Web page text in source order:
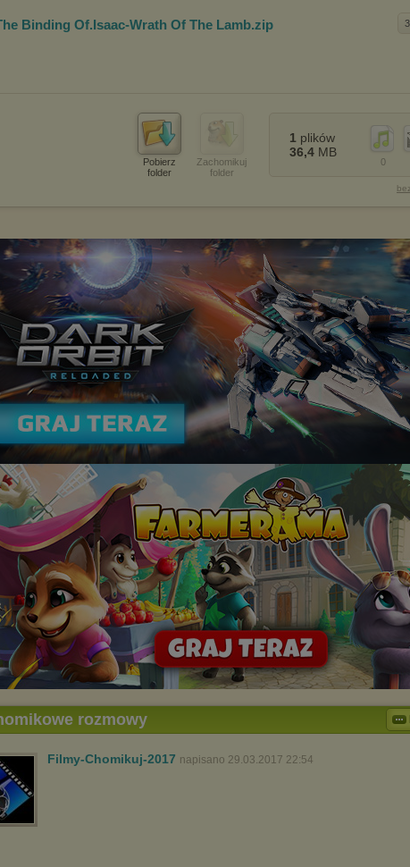
Binding Of.Isaac-Wrath Of The Lamb.zip
Pobierz
folder
Zachomikuj
folder
0
1 plików
36,4 MB
rozmowy
Filmy-Chomikuj-2017 napisano 29.03.2017 22:54